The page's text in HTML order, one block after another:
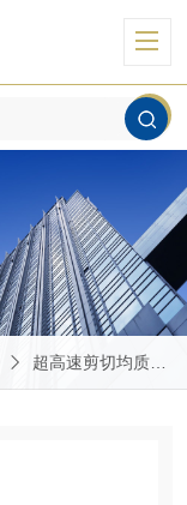
超高速剪切均质机